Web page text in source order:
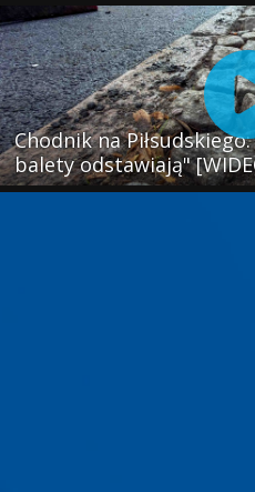
Chodnik na
balety odstawiają"